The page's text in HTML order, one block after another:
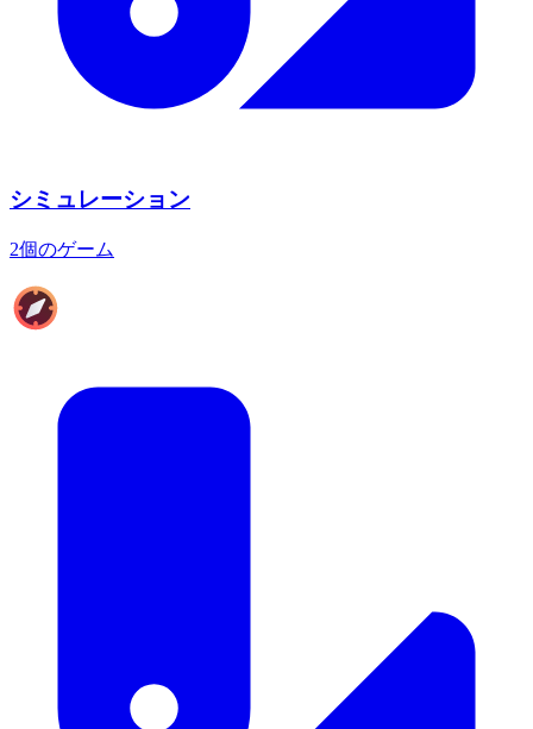
シミュレーション
2個のゲーム